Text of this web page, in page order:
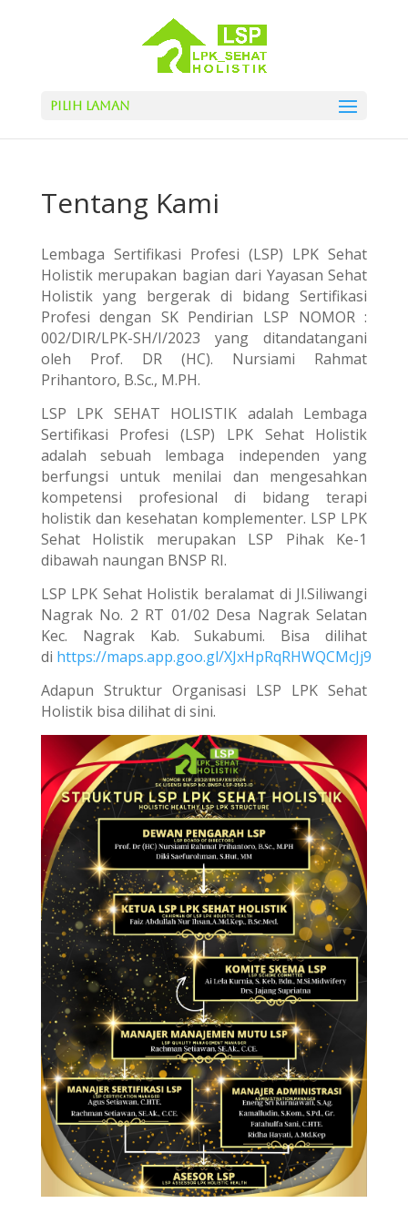
Pilih Laman
Tentang Kami
Lembaga Sertifikasi Profesi (LSP) LPK Sehat
Holistik merupakan bagian dari Yayasan Sehat
Holistik yang bergerak di bidang Sertifikasi
Profesi dengan SK Pendirian LSP NOMOR :
002/DIR/LPK-SH/I/2023 yang ditandatangani
oleh Prof. DR (HC). Nursiami Rahmat
Prihantoro, B.Sc., M.PH.
LSP LPK SEHAT HOLISTIK adalah Lembaga
Sertifikasi Profesi (LSP) LPK Sehat Holistik
adalah sebuah lembaga independen yang
berfungsi untuk menilai dan mengesahkan
kompetensi profesional di bidang terapi
holistik dan kesehatan komplementer. LSP LPK
Sehat Holistik merupakan LSP Pihak Ke-1
dibawah naungan BNSP RI.
LSP LPK Sehat Holistik beralamat di Jl.Siliwangi
Nagrak No. 2 RT 01/02 Desa Nagrak Selatan
Kec. Nagrak Kab. Sukabumi. Bisa dilihat
di https://maps.app.goo.gl/XJxHpRqRHWQCMcJj9
Adapun Struktur Organisasi LSP LPK Sehat
Holistik bisa dilihat di sini.